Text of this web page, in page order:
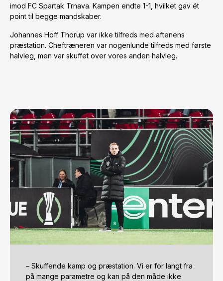
imod FC Spartak Trnava. Kampen endte 1-1, hvilket gav ét
point til begge mandskaber.
Johannes Hoff Thorup var ikke tilfreds med aftenens
præstation. Cheftræneren var nogenlunde tilfreds med første
halvleg, men var skuffet over vores anden halvleg.
– Skuffende kamp og præstation. Vi er for langt fra
på mange parametre og kan på den måde ikke